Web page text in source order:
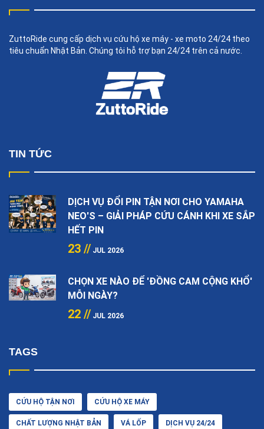
ZuttoRide cung cấp dịch vụ cứu hộ xe máy - xe moto 24/24 theo
tiêu chuẩn Nhật Bản. Chúng tôi hỗ trợ bạn 24/24 trên cả nước.
TIN TỨC
DỊCH VỤ ĐỔI PIN TẬN NƠI CHO YAMAHA
NEO'S – GIẢI PHÁP CỨU CÁNH KHI XE SẮP
HẾT PIN
23 // JUL 2026
CHỌN XE NÀO ĐỂ 'ĐỒNG CAM CỘNG KHỔ'
MỖI NGÀY?
22 // JUL 2026
TAGS
CỨU HỘ TẬN NƠI CỨU HỘ XE MÁY
CHẤT LƯỢNG NHẬT BẢN VÁ LỐP DỊCH VỤ 24/24